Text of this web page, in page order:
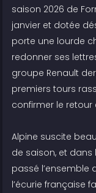
saison 2026 de
janvier et dotée
porte une lourde
redonner ses
groupe Renault
premiers tours
confirmer le retour
Alpine suscite
de saison, et
passé l’ensemble
l’écurie française